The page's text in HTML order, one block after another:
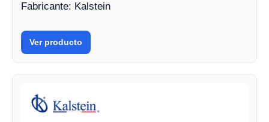
Fabricante: Kalstein
Ver producto